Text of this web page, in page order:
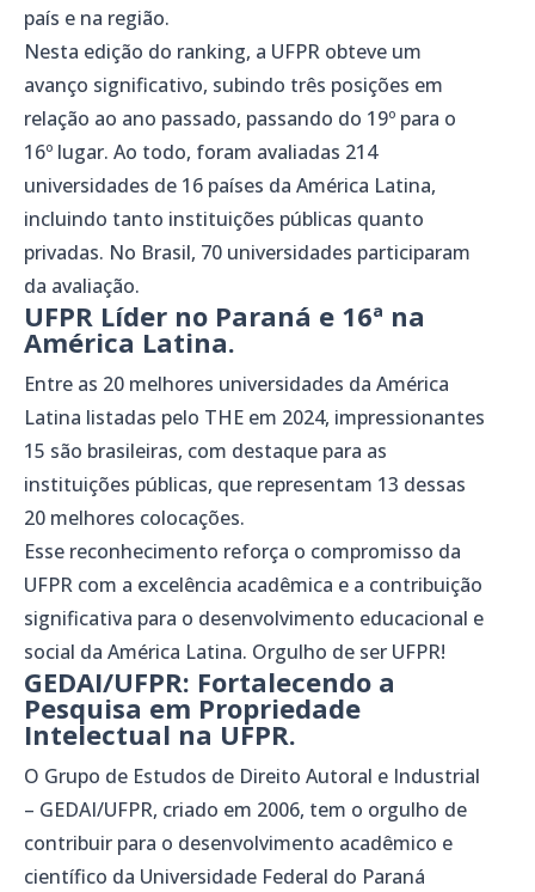
país e na região.
Nesta edição do ranking, a UFPR obteve um
avanço significativo, subindo três posições em
relação ao ano passado, passando do 19º para o
16º lugar. Ao todo, foram avaliadas 214
universidades de 16 países da América Latina,
incluindo tanto instituições públicas quanto
privadas. No Brasil, 70 universidades participaram
da avaliação.
UFPR Líder no Paraná e 16ª na
América Latina.
Entre as 20 melhores universidades da América
Latina listadas pelo THE em 2024, impressionantes
15 são brasileiras, com destaque para as
instituições públicas, que representam 13 dessas
20 melhores colocações.
Esse reconhecimento reforça o compromisso da
UFPR com a excelência acadêmica e a contribuição
significativa para o desenvolvimento educacional e
social da América Latina. Orgulho de ser UFPR!
GEDAI/UFPR: Fortalecendo a
Pesquisa em Propriedade
Intelectual na UFPR.
O Grupo de Estudos de Direito Autoral e Industrial
– GEDAI/UFPR, criado em 2006, tem o orgulho de
contribuir para o desenvolvimento acadêmico e
científico da Universidade Federal do Paraná